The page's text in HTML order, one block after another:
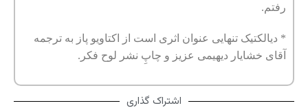
رفتم.
* دیالکتیک تنهایی عنوان اثری است از اکتاویو پاز به ترجمه
آقای خشایار دیهیمی عزیز و چاپِ نشر لوح فکر.
اشتراک گذاری